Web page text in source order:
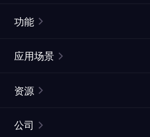
静态住宅代理
网页抓取 API
功能
ISP代理
ProxySite
应用场景
市场研究
资源
公司